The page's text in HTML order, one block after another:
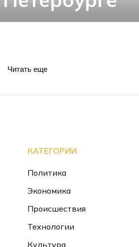
Читать еще
КАТЕГОРИИ
Политика
Экономика
Происшествия
Технологии
Культура